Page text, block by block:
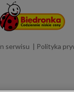
serwisu Polityka